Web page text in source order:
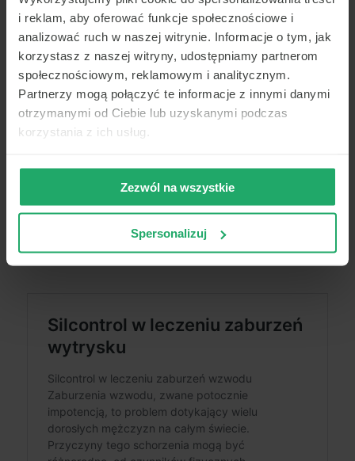
i reklam, aby oferować funkcje społecznościowe i
analizować ruch w naszej witrynie. Informacje o tym, jak
korzystasz z naszej witryny, udostępniamy partnerom
społecznościowym, reklamowym i analitycznym.
Partnerzy mogą połączyć te informacje z innymi danymi
otrzymanymi od Ciebie lub uzyskanymi podczas
korzystania z ich usług.
Zezwól na wszystkie
Spersonalizuj